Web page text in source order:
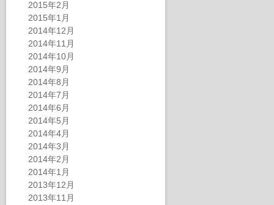
2015年2月
2015年1月
2014年12月
2014年11月
2014年10月
2014年9月
2014年8月
2014年7月
2014年6月
2014年5月
2014年4月
2014年3月
2014年2月
2014年1月
2013年12月
2013年11月